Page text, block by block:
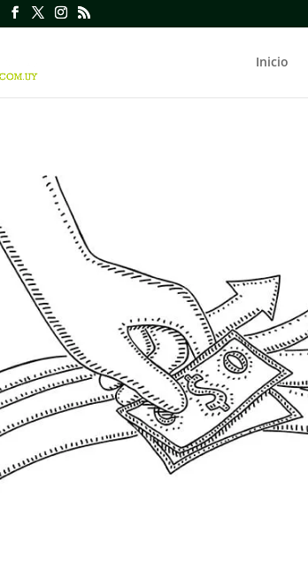
Inicio